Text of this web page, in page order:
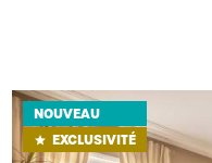
NOUVEAU
star EXCLUSIVITÉ